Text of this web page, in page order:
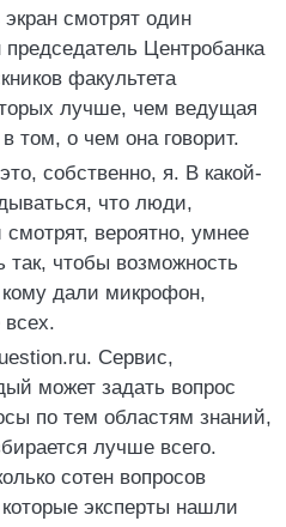
смотрят один
Центробанка
факультета
лучше, чем ведущая
том, о чем она говорит.
собственно, я. В какой-
что люди,
вероятно, умнее
чтобы возможность
кому дали микрофон,
всех.
Сервис,
может задать вопрос
по тем областям знаний,
лучше всего.
сотен вопросов
эксперты нашли